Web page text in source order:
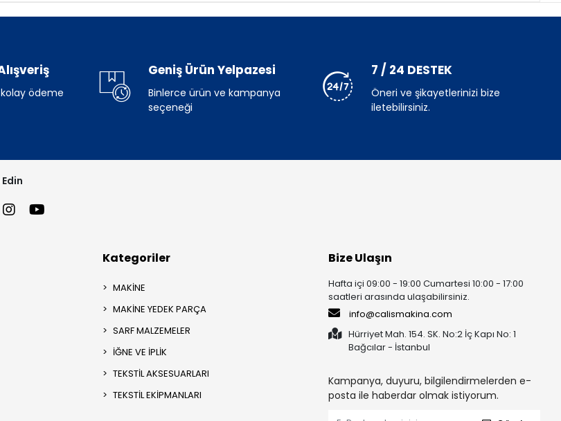
ödeme
Geniş Ürün Yelpazesi
Binlerce ürün ve kampanya
seçeneği
7 / 24 DESTEK
Öneri ve şikayetlerinizi bize
iletebilirsiniz.
Kategoriler
MAKİNE
MAKİNE YEDEK PARÇA
SARF MALZEMELER
İĞNE VE İPLİK
TEKSTİL AKSESUARLARI
TEKSTİL EKİPMANLARI
Bize Ulaşın
Hafta içi 09:00 - 19:00 Cumartesi 10:00 - 17:00
saatleri arasında ulaşabilirsiniz.
info@calismakina.com
Hürriyet Mah. 154. SK. No:2 İç Kapı No: 1
Bağcılar - İstanbul
Kampanya, duyuru, bilgilendirmelerden e-
posta ile haberdar olmak istiyorum.